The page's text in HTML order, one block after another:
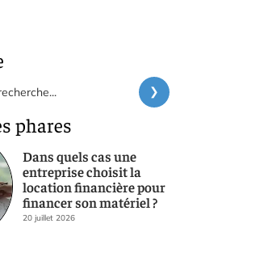
phares
Dans quels cas une
entreprise choisit la
location financière pour
financer son matériel ?
20 juillet 2026